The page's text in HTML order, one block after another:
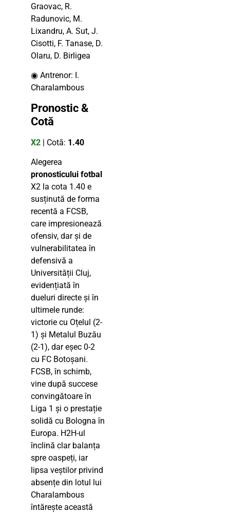
Graovac, R.
Radunovic, M.
Lixandru, A. Sut, J.
Cisotti, F. Tanase, D.
Olaru, D. Birligea
◉ Antrenor: I.
Charalambous
Pronostic &
Cotă
X2 | Cotă: 1.40
Alegerea
pronosticului fotbal
X2 la cota 1.40 e
susținută de forma
recentă a FCSB,
care impresionează
ofensiv, dar și de
vulnerabilitatea în
defensivă a
Universității Cluj,
evidențiată în
dueluri directe și în
ultimele runde:
victorie cu Oțelul (2-
1) și Metalul Buzău
(2-1), dar eșec 0-2
cu FC Botoșani.
FCSB, în schimb,
vine după succese
convingătoare în
Liga 1 și o prestație
solidă cu Bologna în
Europa. H2H-ul
înclină clar balanța
spre oaspeți, iar
lipsa veștilor privind
absențe din lotul lui
Charalambous
întărește această